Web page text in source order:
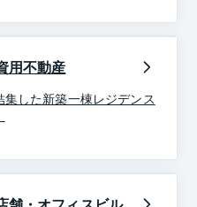
用不動産
した新築一棟レジデンス